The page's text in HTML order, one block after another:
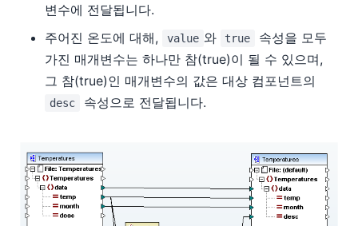
변수에 전달됩니다.
주어진 온도에 대해,
value 와 true
속성을 모두
가진 매개변수는 하나만 참(true)이 될 수 있으며,
그 참(true)인 매개변수의 값은 대상 컴포넌트의
desc 속성으로 전달됩니다.